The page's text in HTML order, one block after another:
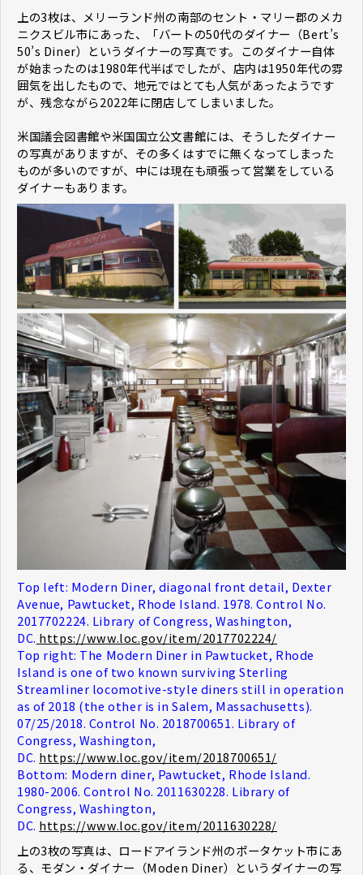
上の3枚は、メリーランド州の南部のセント・マリー郡のメカ
ニクスビル市にあった、「バートの50代のダイナー（Bert’s
50’s Diner）というダイナーの写真です。このダイナー自体
が始まったのは1980年代半ばでしたが、店内は1950年代の雰
囲気を出したもので、地元ではとても人気があったようです
が、残念ながら2022年に閉店してしまいました。
米国議会図書館や米国国立公文書館には、そうしたダイナー
の写真がありますが、その多くはすでに無くなってしまった
ものが多いのですが、中には現在も頑張って営業をしている
ダイナーもあります。
Top left: Modern Diner, diagonal front detail, Dexter
Avenue, Pawtucket, Rhode Island. 1978. Control No.
2017702224. Library of Congress, Washington,
DC. https://www.loc.gov/item/2017702224/
Top right: The Modern Diner in Pawtucket, Rhode
Island is one of two known surviving Sterling
Streamliner locomotive-style diners still in operation
as of 2018 (the other is in Salem, Massachusetts).
07/25/2018. Control No. 2018700651. Library of
Congress, Washington,
DC. https://www.loc.gov/item/2018700651/
Bottom: Modern diner, Pawtucket, Rhode Island.
1980-2006. Control No. 2011630228. Library of
Congress, Washington,
DC. https://www.loc.gov/item/2011630228/
上の3枚の写真は、ロードアイランド州のポータケット市にあ
る、モダン・ダイナー（Moden Diner）というダイナーの写